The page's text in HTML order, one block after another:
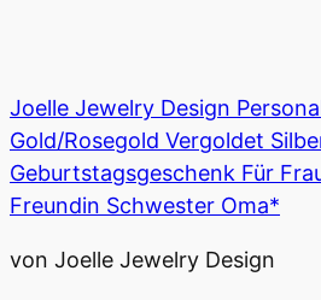
Joelle Jewelry Design
Gold/Rosegold Vergoldet
Geburtstagsgeschenk Für
Freundin Schwester Oma*
von Joelle Jewelry Design